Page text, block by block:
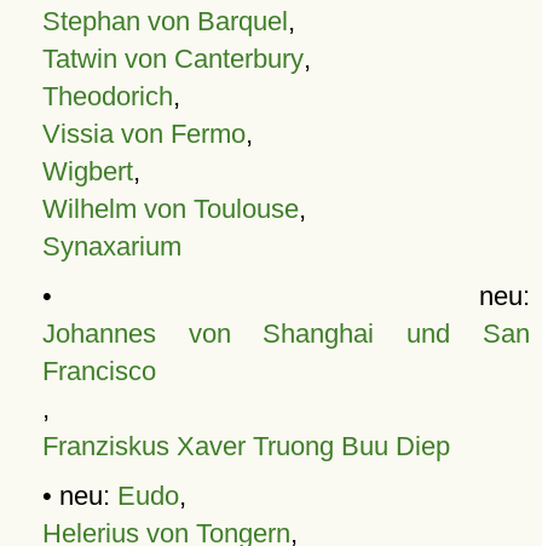
Stephan von Barquel,
Tatwin von Canterbury,
Theodorich,
Vissia von Fermo,
Wigbert,
Wilhelm von Toulouse,
Synaxarium
• neu:
Johannes von Shanghai und San
Francisco
,
Franziskus Xaver Truong Buu Diep
• neu: Eudo,
Helerius von Tongern,